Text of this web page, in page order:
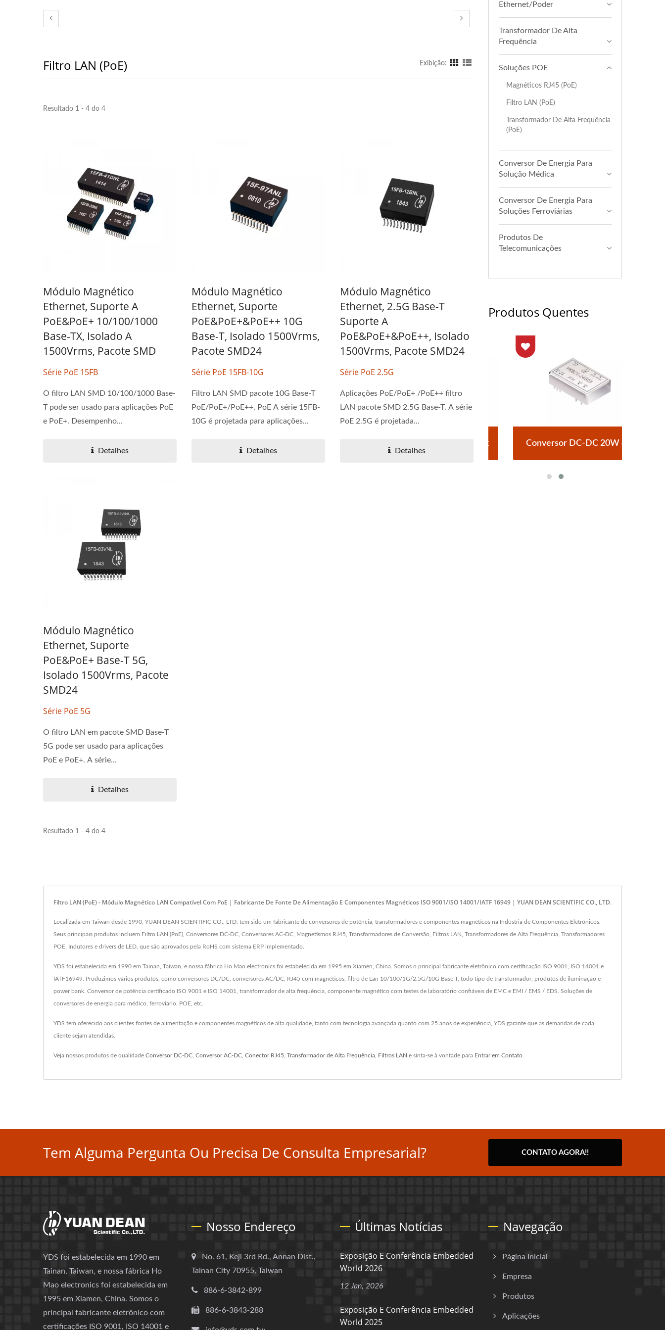
Filtro LAN (PoE) Exibição:
Resultado 1 - 4 do 4
Módulo Magnético
Ethernet, Suporte A
PoE&PoE+ 10/100/1000
Base-TX, Isolado A
1500Vrms, Pacote SMD
Série PoE 15FB
O filtro LAN SMD 10/100/1000 Base-
T pode ser usado para aplicações PoE
e PoE+. Desempenho...
Detalhes
Módulo Magnético
Ethernet, Suporte
PoE&PoE+&PoE++ 10G
Base-T, Isolado 1500Vrms,
Pacote SMD24
Série PoE 15FB-10G
Filtro LAN SMD pacote 10G Base-T
PoE/PoE+/PoE++. PoE A série 15FB-
10G é projetada para aplicações...
Detalhes
Módulo Magnético
Ethernet, 2.5G Base-T
Suporte A
PoE&PoE+&PoE++, Isolado
1500Vrms, Pacote SMD24
Série PoE 2.5G
Aplicações PoE/PoE+ /PoE++ filtro
LAN pacote SMD 2.5G Base-T. A série
PoE 2.5G é projetada...
Detalhes
Módulo Magnético
Ethernet, Suporte
PoE&PoE+ Base-T 5G,
Isolado 1500Vrms, Pacote
SMD24
Série PoE 5G
O filtro LAN em pacote SMD Base-T
5G pode ser usado para aplicações
PoE e PoE+. A série...
Detalhes
Resultado 1 - 4 do 4
Ethernet/Poder
Transformador De Alta
Frequência
Soluções POE
Magnéticos RJ45 (PoE)
Filtro LAN (PoE)
Transformador De Alta Frequência
(PoE)
Conversor De Energia Para
Solução Médica
Conversor De Energia Para
Soluções Ferroviárias
Produtos De
Telecomunicações
Produtos Quentes
Conversor DC-DC 20W 4:1
Filtro LAN (PoE) - Módulo Magnético LAN Compatível Com PoE | Fabricante De Fonte De Alimentação E Componentes Magnéticos ISO 9001/ISO 14001/IATF 16949 | YUAN DEAN SCIENTIFIC CO., LTD.
Localizada em Taiwan desde 1990, YUAN DEAN SCIENTIFIC CO., LTD. tem sido um fabricante de conversores de potência, transformadores e componentes magnéticos na Indústria de Componentes Eletrônicos.
Seus principais produtos incluem Filtro LAN (PoE), Conversores DC-DC, Conversores AC-DC, Magnetismos RJ45, Transformadores de Conversão, Filtros LAN, Transformadores de Alta Frequência, Transformadores
POE, Indutores e drivers de LED, que são aprovados pela RoHS com sistema ERP implementado.
YDS foi estabelecida em 1990 em Tainan, Taiwan, e nossa fábrica Ho Mao electronics foi estabelecida em 1995 em Xiamen, China. Somos o principal fabricante eletrônico com certificação ISO 9001, ISO 14001 e
IATF16949. Produzimos vários produtos, como conversores DC/DC, conversores AC/DC, RJ45 com magnéticos, filtro de Lan 10/100/1G/2.5G/10G Base-T, todo tipo de transformador, produtos de iluminação e
power bank. Conversor de potência certificado ISO 9001 e ISO 14001, transformador de alta frequência, componente magnético com testes de laboratório confiáveis de EMC e EMI / EMS / EDS. Soluções de
conversores de energia para médico, ferroviário, POE, etc.
YDS tem oferecido aos clientes fontes de alimentação e componentes magnéticos de alta qualidade, tanto com tecnologia avançada quanto com 25 anos de experiência, YDS garante que as demandas de cada
cliente sejam atendidas.
Veja nossos produtos de qualidade Conversor DC-DC Conversor AC-DC Conector RJ45 Transformador de Alta Frequência Filtros LAN e sinta-se à vontade para Entrar em Contato
Tem Alguma Pergunta Ou Precisa De Consulta Empresarial? CONTATO AGORA!!
YDS foi estabelecida em 1990 em
Tainan, Taiwan, e nossa fábrica Ho
Mao electronics foi estabelecida em
1995 em Xiamen, China. Somos o
principal fabricante eletrônico com
certificações ISO 9001, ISO 14001 e
Nosso Endereço
No. 61, Keji 3rd Rd., Annan Dist.,
Tainan City 70955, Taiwan
886-6-3842-899
886-6-3843-288
Últimas Notícias
Exposição E Conferência Embedded
World 2026
12 Jan, 2026
Exposição E Conferência Embedded
World 2025
Navegação
Página Inicial
Empresa
Produtos
Aplicações